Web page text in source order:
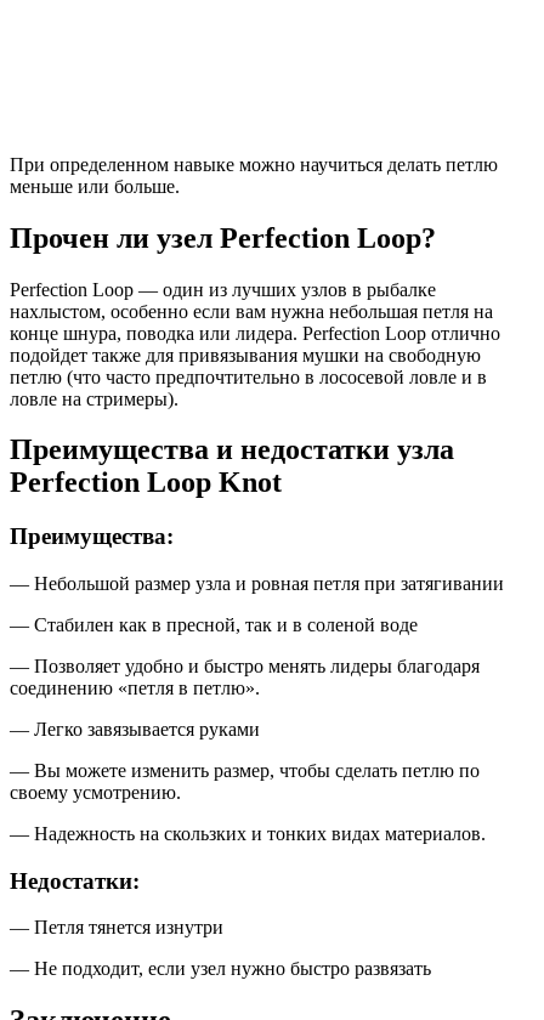
При определенном навыке можно научиться делать петлю
меньше или больше.
Прочен ли узел Perfection Loop?
Perfection Loop — один из лучших узлов в рыбалке
нахлыстом, особенно если вам нужна небольшая петля на
конце шнура, поводка или лидера. Perfection Loop отлично
подойдет также для привязывания мушки на свободную
петлю (что часто предпочтительно в лососевой ловле и в
ловле на стримеры).
Преимущества и недостатки узла
Perfection Loop Knot
Преимущества:
— Небольшой размер узла и ровная петля при затягивании
— Стабилен как в пресной, так и в соленой воде
— Позволяет удобно и быстро менять лидеры благодаря
соединению «петля в петлю».
— Легко завязывается руками
— Вы можете изменить размер, чтобы сделать петлю по
своему усмотрению.
— Надежность на скользких и тонких видах материалов.
Недостатки:
— Петля тянется изнутри
— Не подходит, если узел нужно быстро развязать